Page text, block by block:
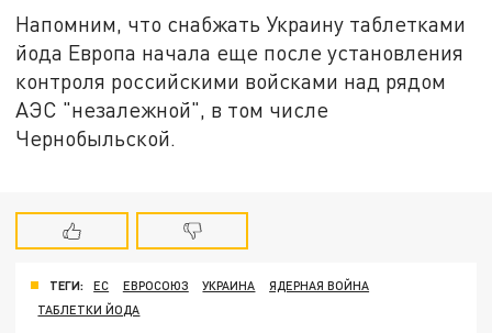
Напомним, что снабжать Украину таблетками
йода Европа начала еще после установления
контроля российскими войсками над рядом
АЭС "незалежной", в том числе
Чернобыльской.
ТЕГИ: ЕС ЕВРОСОЮЗ УКРАИНА
ЯДЕРНАЯ ВОЙНА
ТАБЛЕТКИ ЙОДА